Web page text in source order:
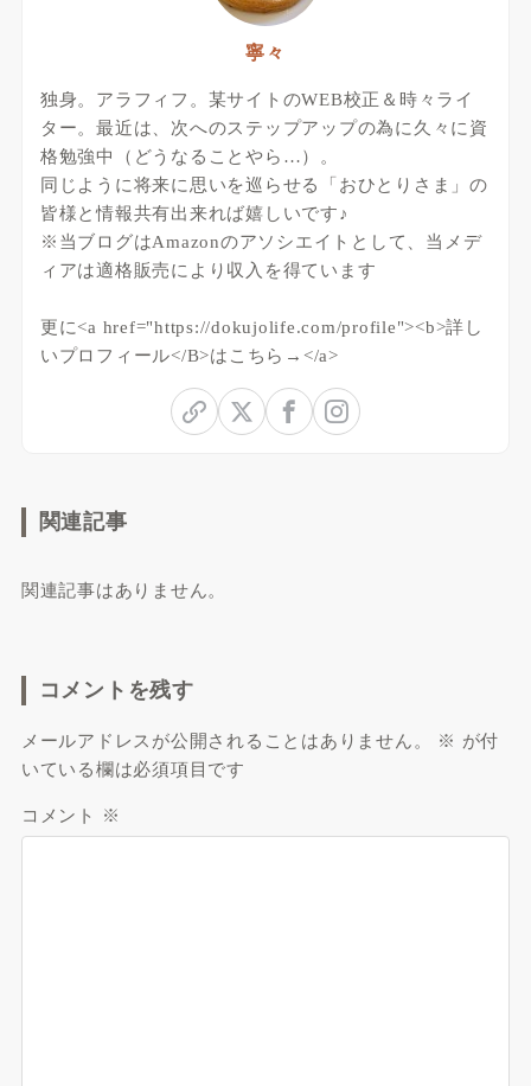
寧々
独身。アラフィフ。某サイトのWEB校正＆時々ライ
ター。最近は、次へのステップアップの為に久々に資
格勉強中（どうなることやら…）。
同じように将来に思いを巡らせる「おひとりさま」の
皆様と情報共有出来れば嬉しいです♪
※当ブログはAmazonのアソシエイトとして、当メデ
ィアは適格販売により収入を得ています
更に<a href="https://dokujolife.com/profile"><b>詳し
いプロフィール</B>はこちら→</a>
関連記事
関連記事はありません。
コメントを残す
メールアドレスが公開されることはありません。 ※ が付
いている欄は必須項目です
コメント ※